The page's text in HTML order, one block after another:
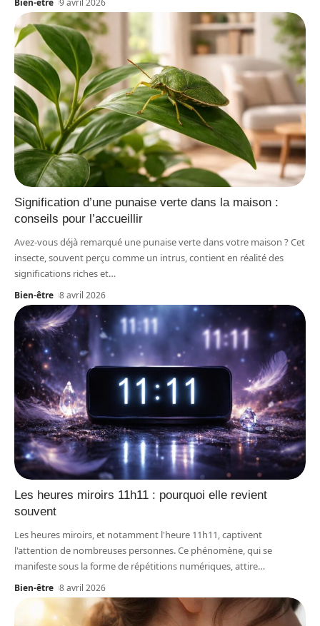
Bien-être 9 avril 2026
Signification d’une punaise verte dans la maison :
conseils pour l’accueillir
Avez-vous déjà remarqué une punaise verte dans votre maison ? Cet
insecte, souvent perçu comme un intrus, contient en réalité des
significations riches et…
Bien-être 8 avril 2026
Les heures miroirs 11h11 : pourquoi elle revient
souvent
Les heures miroirs, et notamment l'heure 11h11, captivent
l'attention de nombreuses personnes. Ce phénomène, qui se
manifeste sous la forme de répétitions numériques, attire…
Bien-être 8 avril 2026